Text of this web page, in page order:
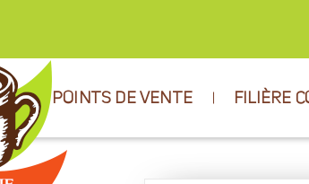
POINTS DE VENTE FILIÈRE